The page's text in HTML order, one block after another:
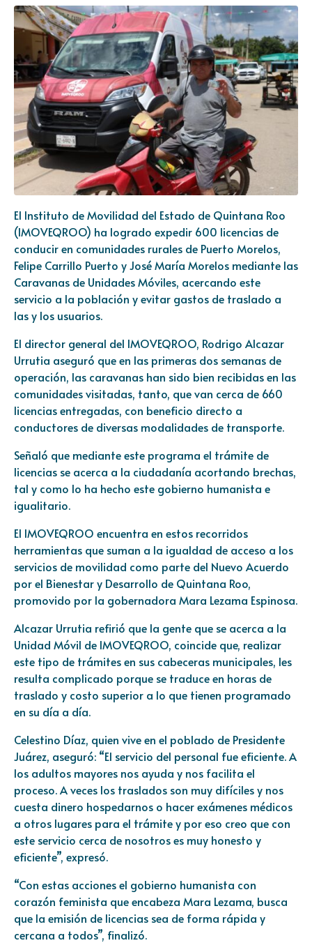
El Instituto de Movilidad del Estado de Quintana Roo
(IMOVEQROO) ha logrado expedir 600 licencias de
conducir en comunidades rurales de Puerto Morelos,
Felipe Carrillo Puerto y José María Morelos mediante las
Caravanas de Unidades Móviles, acercando este
servicio a la población y evitar gastos de traslado a
las y los usuarios.
El director general del IMOVEQROO, Rodrigo Alcazar
Urrutia aseguró que en las primeras dos semanas de
operación, las caravanas han sido bien recibidas en las
comunidades visitadas, tanto, que van cerca de 660
licencias entregadas, con beneficio directo a
conductores de diversas modalidades de transporte.
Señaló que mediante este programa el trámite de
licencias se acerca a la ciudadanía acortando brechas,
tal y como lo ha hecho este gobierno humanista e
igualitario.
El IMOVEQROO encuentra en estos recorridos
herramientas que suman a la igualdad de acceso a los
servicios de movilidad como parte del Nuevo Acuerdo
por el Bienestar y Desarrollo de Quintana Roo,
promovido por la gobernadora Mara Lezama Espinosa.
Alcazar Urrutia refirió que la gente que se acerca a la
Unidad Móvil de IMOVEQROO, coincide que, realizar
este tipo de trámites en sus cabeceras municipales, les
resulta complicado porque se traduce en horas de
traslado y costo superior a lo que tienen programado
en su día a día.
Celestino Díaz, quien vive en el poblado de Presidente
Juárez, aseguró: “El servicio del personal fue eficiente. A
los adultos mayores nos ayuda y nos facilita el
proceso. A veces los traslados son muy difíciles y nos
cuesta dinero hospedarnos o hacer exámenes médicos
a otros lugares para el trámite y por eso creo que con
este servicio cerca de nosotros es muy honesto y
eficiente”, expresó.
“Con estas acciones el gobierno humanista con
corazón feminista que encabeza Mara Lezama, busca
que la emisión de licencias sea de forma rápida y
cercana a todos”, finalizó.